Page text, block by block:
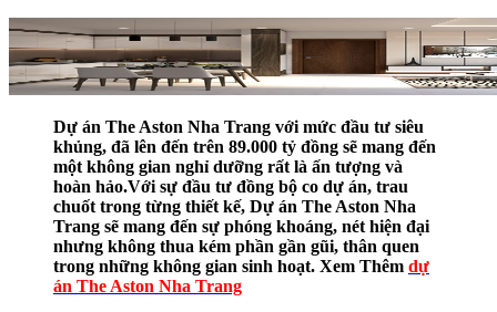
Dự án The Aston Nha Trang với mức đầu tư siêu
khủng, đã lên đến trên 89.000 tỷ đồng sẽ mang đến
một không gian nghỉ dưỡng rất là ấn tượng và
hoàn hảo.Với sự đầu tư đồng bộ co dự án, trau
chuốt trong từng thiết kế, Dự án The Aston Nha
Trang sẽ mang đến sự phóng khoáng, nét hiện đại
nhưng không thua kém phần gần gũi, thân quen
trong những không gian sinh hoạt. Xem Thêm dự
án The Aston Nha Trang